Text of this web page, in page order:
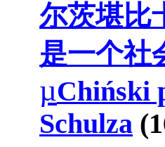
尔茨堪比
是一个社
µChiński
Schulza